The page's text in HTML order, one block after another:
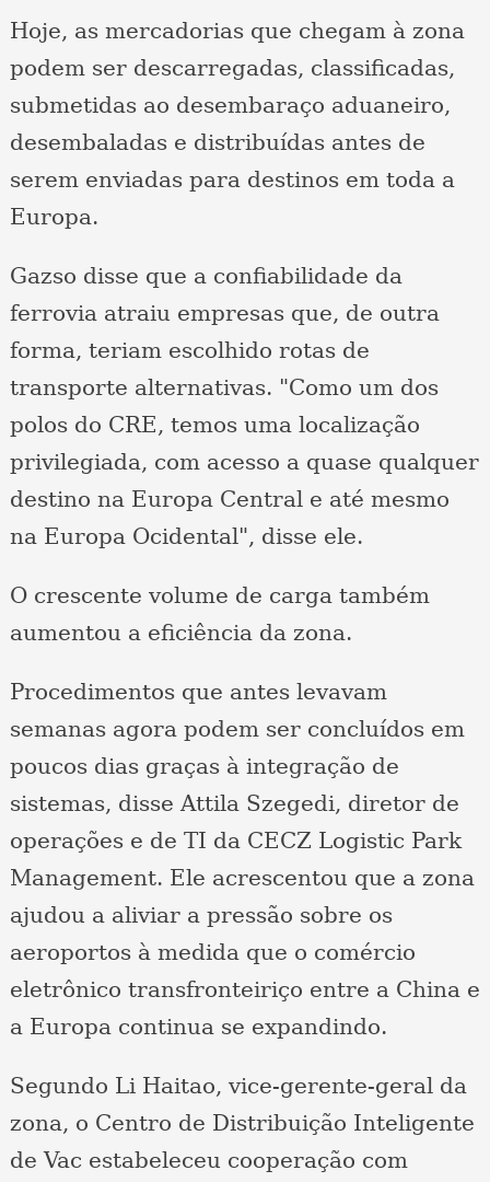
Hoje, as mercadorias que chegam à zona
podem ser descarregadas, classificadas,
submetidas ao desembaraço aduaneiro,
desembaladas e distribuídas antes de
serem enviadas para destinos em toda a
Europa.
Gazso disse que a confiabilidade da
ferrovia atraiu empresas que, de outra
forma, teriam escolhido rotas de
transporte alternativas. "Como um dos
polos do CRE, temos uma localização
privilegiada, com acesso a quase qualquer
destino na Europa Central e até mesmo
na Europa Ocidental", disse ele.
O crescente volume de carga também
aumentou a eficiência da zona.
Procedimentos que antes levavam
semanas agora podem ser concluídos em
poucos dias graças à integração de
sistemas, disse Attila Szegedi, diretor de
operações e de TI da CECZ Logistic Park
Management. Ele acrescentou que a zona
ajudou a aliviar a pressão sobre os
aeroportos à medida que o comércio
eletrônico transfronteiriço entre a China e
a Europa continua se expandindo.
Segundo Li Haitao, vice-gerente-geral da
zona, o Centro de Distribuição Inteligente
de Vac estabeleceu cooperação com